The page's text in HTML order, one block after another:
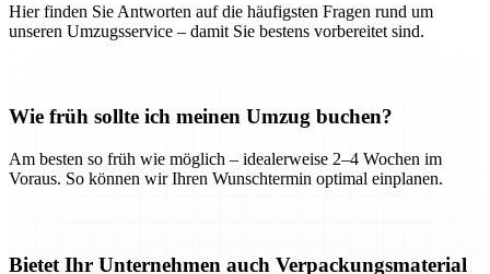
Hier finden Sie Antworten auf die häufigsten Fragen rund um
unseren Umzugsservice – damit Sie bestens vorbereitet sind.
Wie früh sollte ich meinen Umzug buchen?
Am besten so früh wie möglich – idealerweise 2–4 Wochen im
Voraus. So können wir Ihren Wunschtermin optimal einplanen.
Bietet Ihr Unternehmen auch Verpackungsmaterial